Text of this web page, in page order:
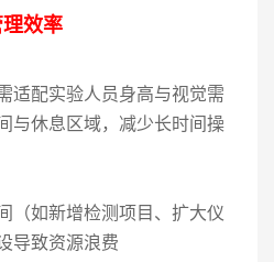
效率
适配实验人员身高与视觉需
与休息区域，减少长时间操
（如新增检测项目、扩大仪
导致资源浪费